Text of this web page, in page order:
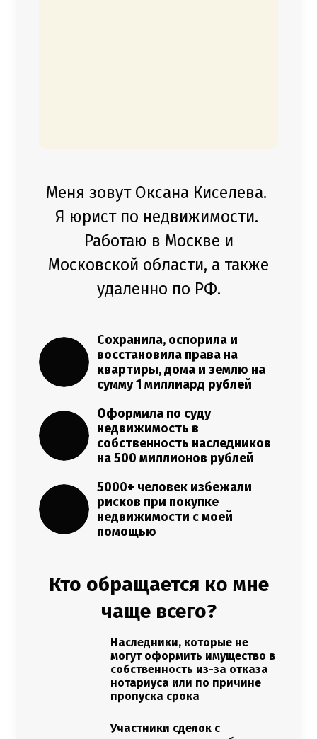
Меня зовут Оксана Киселева.
Я юрист по недвижимости.
Работаю в Москве и
Московской области, а также
удаленно по РФ.
Сохранила, оспорила и
восстановила права на
квартиры, дома и землю на
сумму 1 миллиард рублей
Оформила по суду
недвижимость в
собственность наследников
на 500 миллионов рублей
5000+ человек избежали
рисков при покупке
недвижимости с моей
помощью
Кто обращается ко мне
чаще всего?
Наследники, которые не
могут оформить имущество в
собственность из-за отказа
нотариуса или по причине
пропуска срока
Участники сделок с